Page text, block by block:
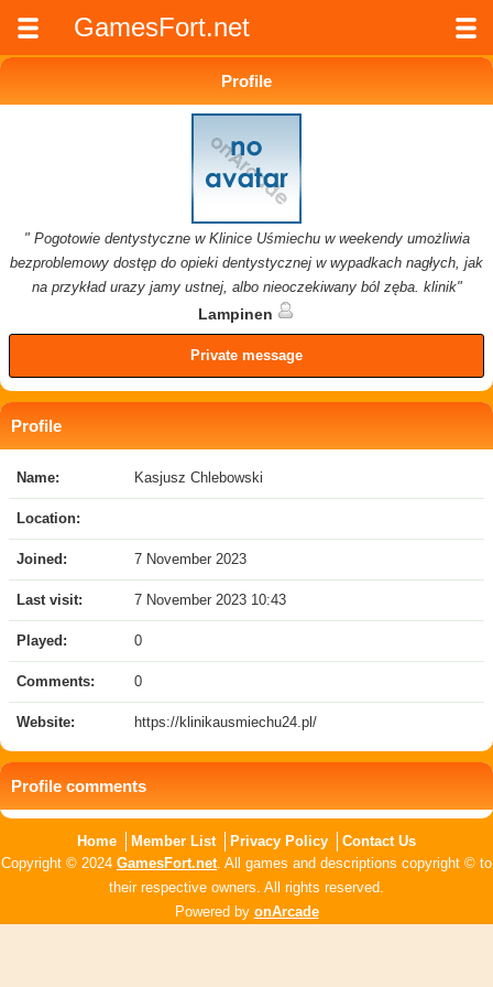
GamesFort.net
Profile
" Pogotowie dentystyczne w Klinice Uśmiechu w weekendy umożliwia
bezproblemowy dostęp do opieki dentystycznej w wypadkach nagłych, jak
na przykład urazy jamy ustnej, albo nieoczekiwany ból zęba. klinik"
Lampinen
Private message
Profile
Name: Kasjusz Chlebowski
Location:
Joined: 7 November 2023
Last visit: 7 November 2023 10:43
Played: 0
Comments: 0
Website: https://klinikausmiechu24.pl/
Profile comments
Home Member List Privacy Policy
Contact Us
Copyright © 2024 GamesFort.net. All games and descriptions copyright © to
their respective owners. All rights reserved.
Powered by onArcade